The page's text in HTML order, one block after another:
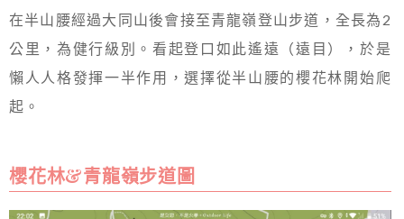
在半山腰經過大同山後會接至青龍嶺登山步道，全長為2
公里，為健行級別。看起登口如此遙遠（遠目），於是
懶人人格發揮一半作用，選擇從半山腰的櫻花林開始爬
起。
櫻花林&青龍嶺步道圖